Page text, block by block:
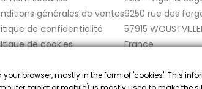
générales de ventes
de confidentialité
de cookies
9250 rue des
57915
France
browser, mostly in the form of 'cookies'. This